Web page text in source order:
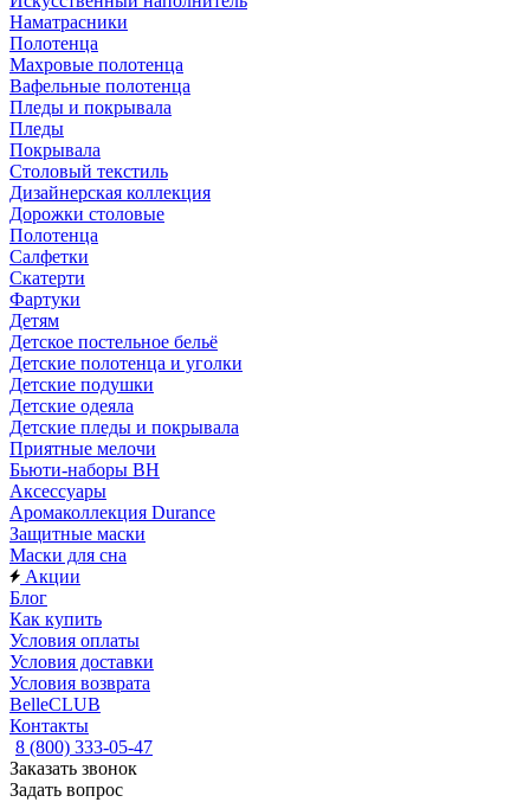
Наматрасники
Полотенца
Махровые полотенца
Вафельные полотенца
Пледы и покрывала
Пледы
Покрывала
Столовый текстиль
Дизайнерская коллекция
Дорожки столовые
Полотенца
Салфетки
Скатерти
Фартуки
Детям
Детское постельное бельё
Детские полотенца и уголки
Детские подушки
Детские одеяла
Детские пледы и покрывала
Приятные мелочи
Бьюти-наборы ВН
Аксессуары
Аромаколлекция Durance
Защитные маски
Маски для сна
Акции
Блог
Как купить
Условия оплаты
Условия доставки
Условия возврата
BelleCLUB
Контакты
8 (800) 333-05-47
Заказать звонок
Задать вопрос